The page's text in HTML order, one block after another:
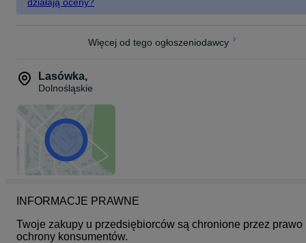
Więcej od tego ogłoszeniodawcy
Lasówka,
Dolnośląskie
INFORMACJE PRAWNE
Twoje zakupy u przedsiębiorców są chronione przez prawo
ochrony konsumentów.